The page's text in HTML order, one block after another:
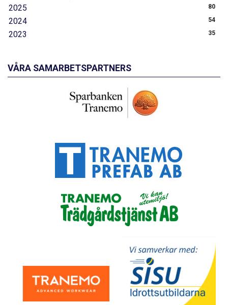
2025 80
2024 54
2023 35
VÅRA SAMARBETSPARTNERS